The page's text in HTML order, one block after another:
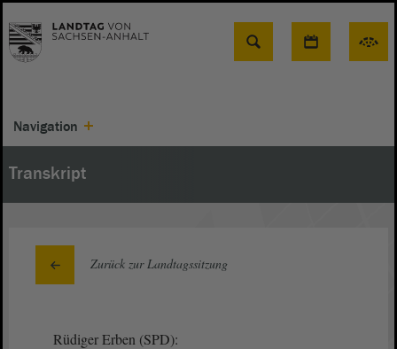
Suche
Navigation
Transkript
Zurück zur Landtagssitzung
Rüdiger Erben (SPD):